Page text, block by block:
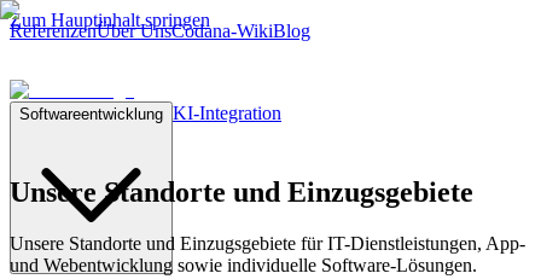
Zum Hauptinhalt springen
ReferenzenÜber UnsCodana-WikiBlog
Softwareentwicklung KI-Integration
Unsere Standorte und Einzugsgebiete
Unsere Standorte und Einzugsgebiete für IT-Dienstleistungen, App-
und Webentwicklung sowie individuelle Software-Lösungen.